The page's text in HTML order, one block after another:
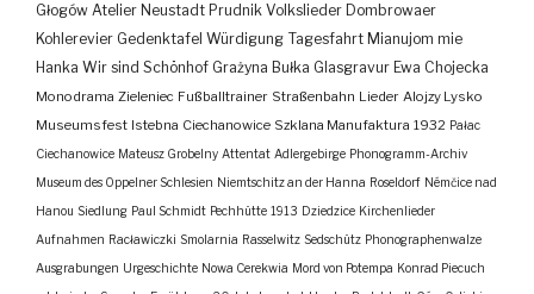
Głogów Atelier Neustadt Prudnik Volkslieder Dombrowaer
Kohlerevier Gedenktafel Würdigung Tagesfahrt Mianujom mie
Hanka Wir sind Schönhof Grażyna Bułka Glasgravur Ewa Chojecka
Monodrama Zieleniec Fußballtrainer Straßenbahn Lieder Alojzy Lysko
Museumsfest Istebna Ciechanowice Szklana Manufaktura 1932 Pałac
Ciechanowice Mateusz Grobelny Attentat Adlergebirge Phonogramm-Archiv
Museum des Oppelner Schlesien Niemtschitz an der Hanna Roseldorf Némčice nad
Hanou Siedlung Paul Schmidt Pechhütte 1913 Dziedzice Kirchenlieder
Aufnahmen Racławiczki Smolarnia Rasselwitz Sedschütz Phonographenwalze
Ausgrabungen Urgeschichte Nowa Cerekwia Mord von Potempa Konrad Piecuch